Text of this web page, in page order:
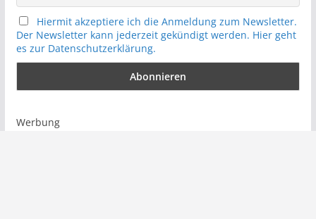
Hiermit akzeptiere ich die Anmeldung zum Newsletter.
Der Newsletter kann jederzeit gekündigt werden. Hier geht
es zur Datenschutzerklärung.
Werbung